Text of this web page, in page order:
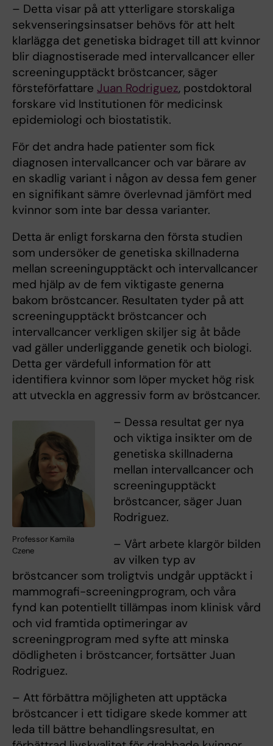
– Detta visar på att ytterligare storskaliga
sekvenseringsinsatser behövs för att helt
klarlägga det genetiska bidraget till att kvinnor
blir diagnostiserade med intervallcancer eller
screeningupptäckt bröstcancer, säger
försteförfattare Juan Rodriguez, postdoktoral
forskare vid Institutionen för medicinsk
epidemiologi och biostatistik.
För det andra hade patienter som fick
diagnosen intervallcancer och var bärare av
en skadlig variant i någon av dessa fem gener
en signifikant sämre överlevnad jämfört med
kvinnor som inte bar dessa varianter.
Detta är enligt forskarna den första studien
som undersöker de genetiska skillnaderna
mellan screeningupptäckt och intervallcancer
med hjälp av de fem viktigaste generna
bakom bröstcancer. Resultaten tyder på att
screeningupptäckt bröstcancer och
intervallcancer verkligen skiljer sig åt både
vad gäller underliggande genetik och biologi.
Detta ger värdefull information för att
identifiera kvinnor som löper mycket hög risk
att utveckla en aggressiv form av bröstcancer.
Professor Kamila
Czene
– Dessa resultat ger nya
och viktiga insikter om de
genetiska skillnaderna
mellan intervallcancer och
screeningupptäckt
bröstcancer, säger Juan
Rodriguez.
– Vårt arbete klargör bilden
av vilken typ av
bröstcancer som troligtvis undgår upptäckt i
mammografi-screeningprogram, och våra
fynd kan potentiellt tillämpas inom klinisk vård
och vid framtida optimeringar av
screeningprogram med syfte att minska
dödligheten i bröstcancer, fortsätter Juan
Rodriguez.
– Att förbättra möjligheten att upptäcka
bröstcancer i ett tidigare skede kommer att
leda till bättre behandlingsresultat, en